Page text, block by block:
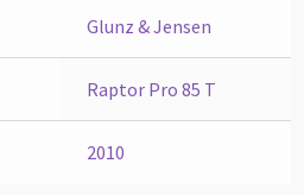
Glunz & Jensen
Raptor Pro 85 T
2010